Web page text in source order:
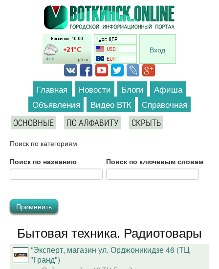
Перейти к основному содержанию
Вход
Главная Новости Блоги
Афиша
Объявления
Видео ВТК Справочная
ОСНОВНЫЕ ПО АЛФАВИТУ СКРЫТЬ
Поиск по категориям
Поиск по названию
Поиск по ключевым словам
Бытовая техника. Радиотовары
*Эксперт, магазин ул. Орджоникидзе 46 (ТЦ
"Гранд")